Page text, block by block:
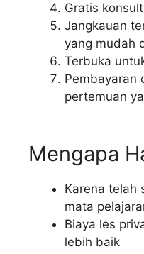
Gratis
Jangkauan
yang mudah
Terbuka
Pembayaran
pertemuan
Mengapa
Karena telah
mata
Biaya les
lebih baik